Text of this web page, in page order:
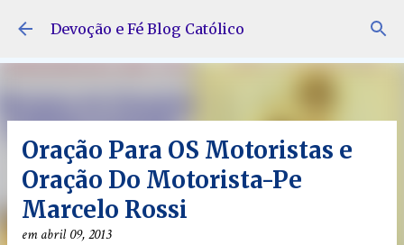
Pular para o conteúdo principal
Devoção e Fé Blog Católico
Oração Para OS Motoristas e
Oração Do Motorista-Pe
Marcelo Rossi
emabril 09, 2013